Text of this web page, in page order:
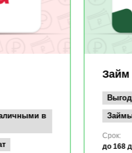
в
Займ
Срок:
до 168